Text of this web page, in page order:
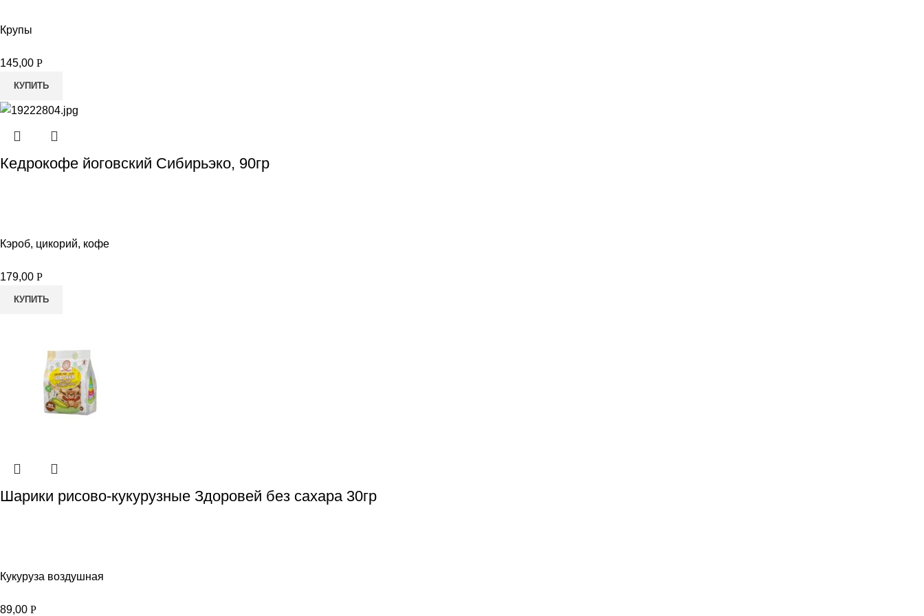
Крупы
145,00 Р
КУПИТЬ
Кедрокофе йоговский Сибирьэко, 90гр
Кэроб, цикорий, кофе
179,00 Р
КУПИТЬ
Шарики рисово-кукурузные Здоровей без сахара 30гр
Кукуруза воздушная
89,00 Р